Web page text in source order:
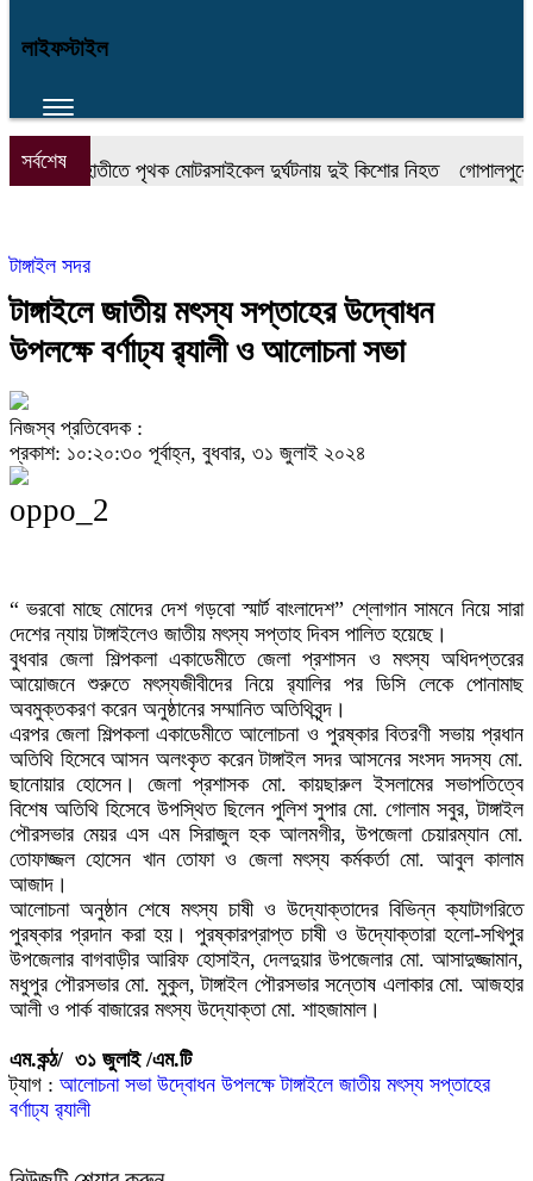
লাইফস্টাইল
সর্বশেষ
কালিহাতীতে পৃথক মোটরসাইকেল দুর্ঘটনায় দুই কিশোর নিহত গোপালপুরে
টাঙ্গাইল সদর
টাঙ্গাইলে জাতীয় মৎস্য সপ্তাহের উদ্বোধন
উপলক্ষে বর্ণাঢ্য র‍্যালী ও আলোচনা সভা
নিজস্ব প্রতিবেদক :
প্রকাশ: ১০:২০:৩০ পূর্বাহ্ন, বুধবার, ৩১ জুলাই ২০২৪
oppo_2
“ ভরবো মাছে মোদের দেশ গড়বো স্মার্ট বাংলাদেশ” শ্লোগান সামনে নিয়ে সারা
দেশের ন্যায় টাঙ্গাইলেও জাতীয় মৎস্য সপ্তাহ দিবস পালিত হয়েছে।
বুধবার জেলা শিল্পকলা একাডেমীতে জেলা প্রশাসন ও মৎস্য অধিদপ্তরের
আয়োজনে শুরুতে মৎস্যজীবীদের নিয়ে র‌্যালির পর ডিসি লেকে পোনামাছ
অবমুক্তকরণ করেন অনুষ্ঠানের সম্মানিত অতিথিবৃন্দ।
এরপর জেলা শিল্পকলা একাডেমীতে আলোচনা ও পুরষ্কার বিতরণী সভায় প্রধান
অতিথি হিসেবে আসন অলংকৃত করেন টাঙ্গাইল সদর আসনের সংসদ সদস্য মো.
ছানোয়ার হোসেন। জেলা প্রশাসক মো. কায়ছারুল ইসলামের সভাপতিত্বে
বিশেষ অতিথি হিসেবে উপস্থিত ছিলেন পুলিশ সুপার মো. গোলাম সবুর, টাঙ্গাইল
পৌরসভার মেয়র এস এম সিরাজুল হক আলমগীর, উপজেলা চেয়ারম্যান মো.
তোফাজ্জল হোসেন খান তোফা ও জেলা মৎস্য কর্মকর্তা মো. আবুল কালাম
আজাদ।
আলোচনা অনুষ্ঠান শেষে মৎস্য চাষী ও উদ্যোক্তাদের বিভিন্ন ক্যাটাগরিতে
পুরষ্কার প্রদান করা হয়। পুরষ্কারপ্রাপ্ত চাষী ও উদ্যোক্তারা হলো-সখিপুর
উপজেলার বাগবাড়ীর আরিফ হোসাইন, দেলদুয়ার উপজেলার মো. আসাদুজ্জামান,
মধুপুর পৌরসভার মো. মুকুল, টাঙ্গাইল পৌরসভার সন্তোষ এলাকার মো. আজহার
আলী ও পার্ক বাজারের মৎস্য উদ্যোক্তা মো. শাহজামাল।
এম.কন্ঠ/ ৩১ জুলাই /এম.টি
ট্যাগ : আলোচনা সভা উদ্বোধন উপলক্ষে টাঙ্গাইলে জাতীয় মৎস্য সপ্তাহের
বর্ণাঢ্য র‍্যালী